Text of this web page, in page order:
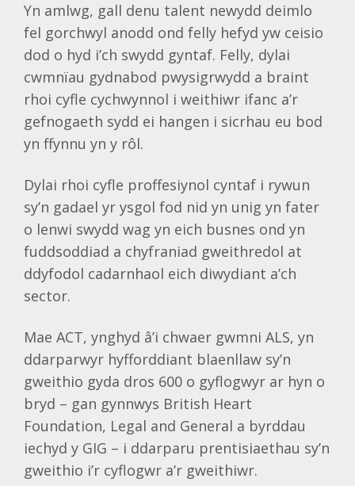
Yn amlwg, gall denu talent newydd deimlo
fel gorchwyl anodd ond felly hefyd yw ceisio
dod o hyd i’ch swydd gyntaf. Felly, dylai
cwmnïau gydnabod pwysigrwydd a braint
rhoi cyfle cychwynnol i weithiwr ifanc a’r
gefnogaeth sydd ei hangen i sicrhau eu bod
yn ffynnu yn y rôl.
Dylai rhoi cyfle proffesiynol cyntaf i rywun
sy’n gadael yr ysgol fod nid yn unig yn fater
o lenwi swydd wag yn eich busnes ond yn
fuddsoddiad a chyfraniad gweithredol at
ddyfodol cadarnhaol eich diwydiant a’ch
sector.
Mae ACT, ynghyd â’i chwaer gwmni ALS, yn
ddarparwyr hyfforddiant blaenllaw sy’n
gweithio gyda dros 600 o gyflogwyr ar hyn o
bryd – gan gynnwys British Heart
Foundation, Legal and General a byrddau
iechyd y GIG – i ddarparu prentisiaethau sy’n
gweithio i’r cyflogwr a’r gweithiwr.